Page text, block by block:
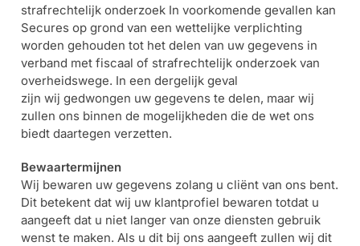
strafrechtelijk onderzoek In voorkomende gevallen kan
Secures op grond van een wettelijke verplichting
worden gehouden tot het delen van uw gegevens in
verband met fiscaal of strafrechtelijk onderzoek van
overheidswege. In een dergelijk geval
zijn wij gedwongen uw gegevens te delen, maar wij
zullen ons binnen de mogelijkheden die de wet ons
biedt daartegen verzetten.
Bewaartermijnen
Wij bewaren uw gegevens zolang u cliënt van ons bent.
Dit betekent dat wij uw klantprofiel bewaren totdat u
aangeeft dat u niet langer van onze diensten gebruik
wenst te maken. Als u dit bij ons aangeeft zullen wij dit